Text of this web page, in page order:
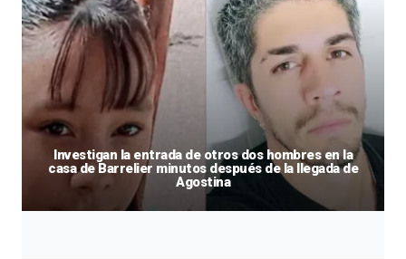
Investigan la entrada de otros dos hombres en la
casa de Barrelier minutos después de la llegada de
Agostina